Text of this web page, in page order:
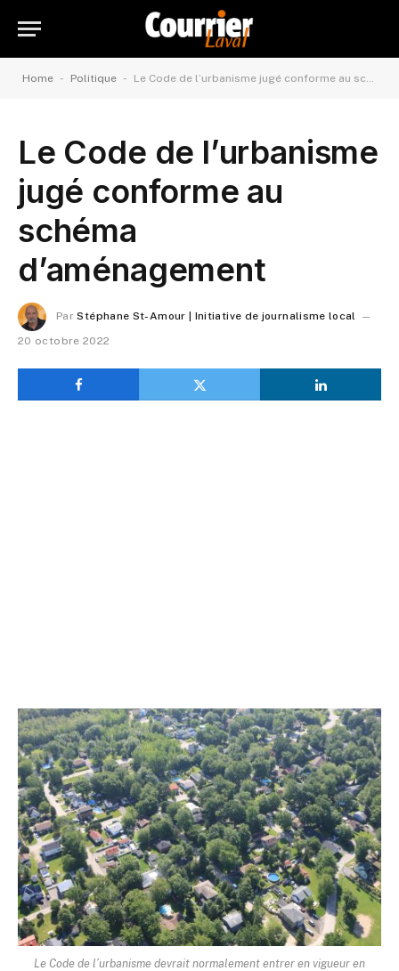
Home - Politique - Le Code de l’urbanisme jugé conforme au schéma d’aménagement
Le Code de l’urbanisme
jugé conforme au
schéma
d’aménagement
Par Stéphane St-Amour | Initiative de journalisme local
20 octobre 2022
Le Code de l’urbanisme devrait normalement entrer en vigueur en